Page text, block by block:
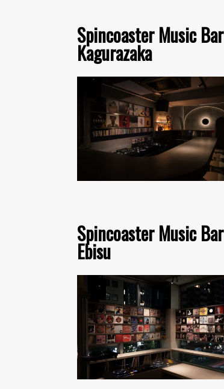
Spincoaster Music Bar
Kagurazaka
Spincoaster Music Bar
Ebisu